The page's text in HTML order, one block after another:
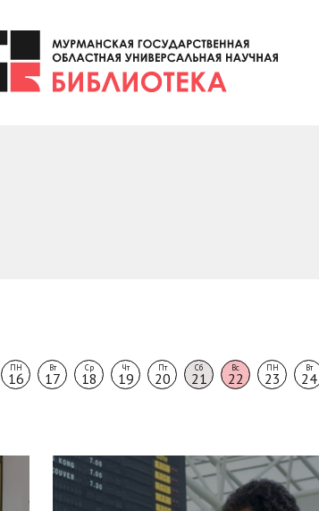
ПН
16
Вт
17
Ср
18
Чт
19
Пт
20
Сб
21
Вс
22
ПН
23
Вт
24